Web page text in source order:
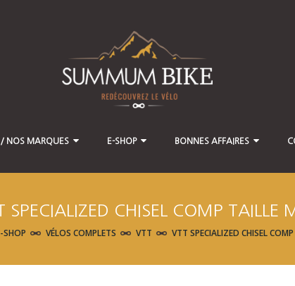
NOS MARQUES E-SHOP BONNES AFFAIRES
SPECIALIZED CHISEL COMP TAILLE
SHOP VÉLOS COMPLETS VTT VTT SPECIALIZED CHISEL